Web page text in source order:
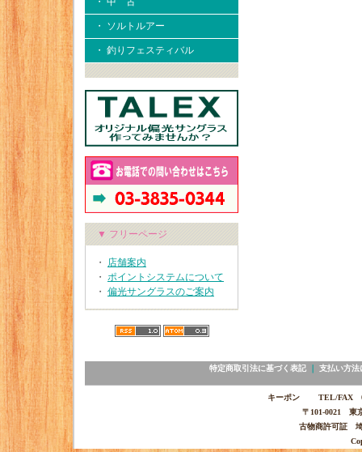
・ ソルトルアー
・ 釣りフェスティバル
▼ フリーページ
・ 店舗案内
・ ポイントシステムについて
・ 偏光サングラスのご案内
特定商取引法に基づく表記｜ 支払い方法
キーポン TEL/FAX
〒101-0021 東
古物商許可証